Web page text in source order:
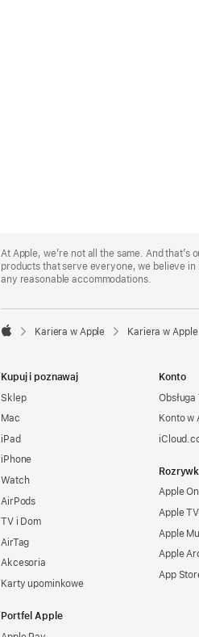
Footer
At Apple, we’re not all the same. And
products that serve everyone, we believe
any reasonable accommodations.

Kariera w Apple Kariera w Apple
Kupuj i poznawaj
Sklep
Mac
iPad
iPhone
Watch
AirPods
TV i Dom
AirTag
Akcesoria
Karty upominkowe
Portfel Apple
Konto
Konto w
Apple
Apple
Apple
Apple
App